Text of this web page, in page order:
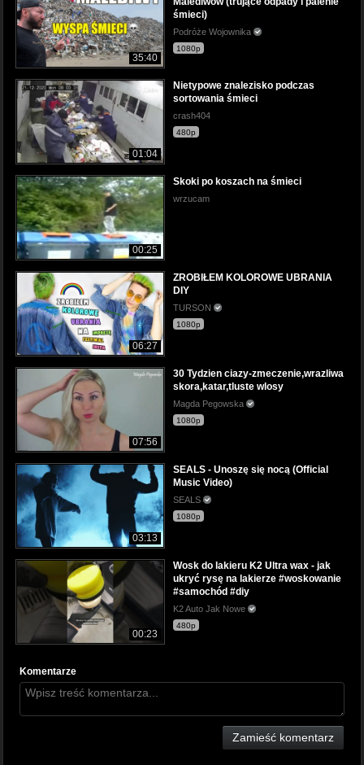
35:40
śmieci)
Podróże Wojownika
1080p
01:04
Nietypowe znalezisko podczas
sortowania śmieci
crash404
480p
00:25
Skoki po koszach na śmieci
wrzucam
06:27
ZROBIŁEM KOLOROWE UBRANIA
DIY
TURSON
1080p
07:56
30 Tydzien ciazy-zmeczenie,wrazliwa
skora,katar,tluste wlosy
Magda Pegowska
1080p
03:13
SEALS - Unoszę się nocą (Official
Music Video)
SEALS
1080p
00:23
Wosk do lakieru K2 Ultra wax - jak
ukryć rysę na lakierze #woskowanie
#samochód #diy
K2 Auto Jak Nowe
480p
Komentarze
Zamieść komentarz